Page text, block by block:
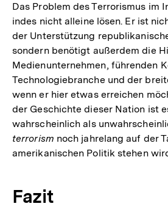
Das Problem des Terrorismus im
indes nicht alleine lösen. Er ist
der Unterstützung
sondern benötigt außerdem die
Medienunternehmen, führenden
Technologiebranche und der
wenn er hier etwas erreichen
der Geschichte dieser Nation ist
wahrscheinlich als
terrorism noch jahrelang auf der
amerikanischen Politik stehen
Fazit